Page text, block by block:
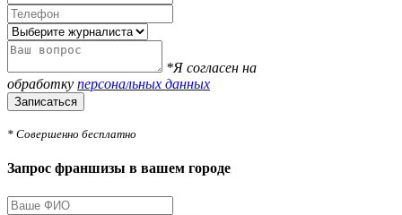
*Я согласен на
обработку персональных данных
Записаться
* Совершенно бесплатно
Запрос франшизы в вашем городе